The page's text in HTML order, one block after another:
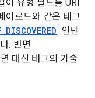
이 유형 필드를 URI
이로드와 같은 태그
인텐
. 반면
대신 태그의 기술